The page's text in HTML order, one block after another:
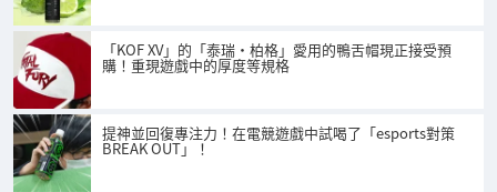
「KOF XV」的「泰瑞·柏格」愛用的鴨舌帽現正接受預
購！重現遊戲中的厚度等規格
提神並回復專注力！在電競遊戲中試喝了「esports對策
BREAK OUT」！